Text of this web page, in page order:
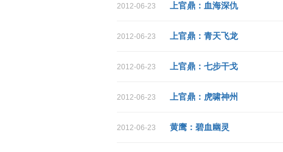
2012-06-23 上官鼎：血海深仇
2012-06-23 上官鼎：青天飞龙
2012-06-23 上官鼎：七步干戈
2012-06-23 上官鼎：虎啸神州
2012-06-23 黄鹰：碧血幽灵